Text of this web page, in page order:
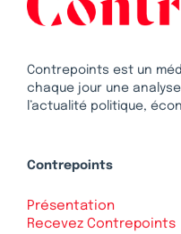
Contrepoints est un
chaque jour une
l’actualité politique,
Contrepoints
Présentation
Recevez Contrepoints